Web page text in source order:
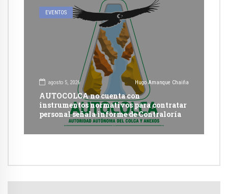
EVENTOS
agosto 5, 2026 Hugo Amanque Chaiña
AUTOCOLCA no cuenta con
instrumentos normativos para contratar
personal señala informe de Contraloría